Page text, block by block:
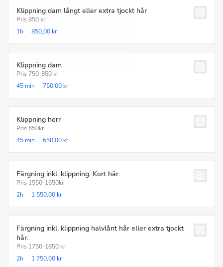
Klippning dam långt eller extra tjockt hår
Pris 850 kr
1h
850,00 kr
Klippning dam
Pris 750-850 kr
45 min
750,00 kr
Klippning herr
Pris 650kr
45 min
650,00 kr
Färgning inkl. klippning. Kort hår.
Pris 1550-1650kr
2h
1 550,00 kr
Färgning inkl. klippning halvlånt hår eller extra tjockt
hår.
Pris 1750-1850 kr
2h
1 750,00 kr